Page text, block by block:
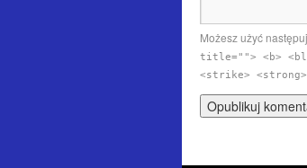
Możesz użyć
title=""> <b>
<strike> <strong>